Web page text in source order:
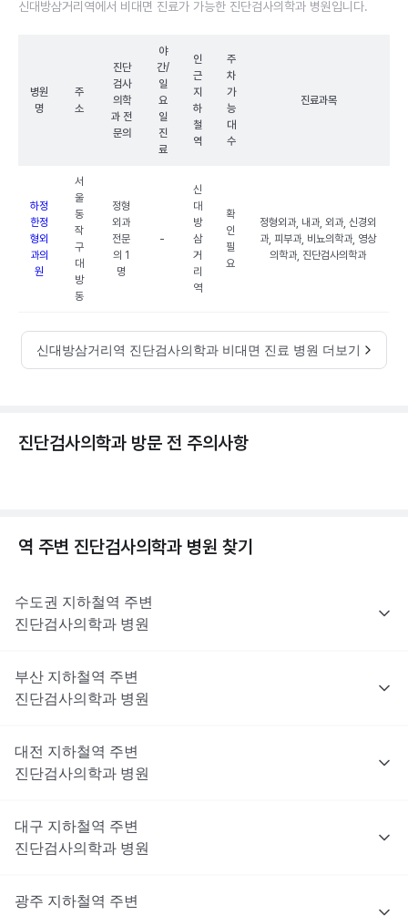
신대방삼거리역에서 비대면 진료가 가능한 진단검사의학과 병원입니다.
병원
명
주
소
진단
검사
의학
과 전
문의
야
간/
일
요
일
진
료
인
근
지
하
철
역
주
차
가
능
대
수
진료과목
하정
한정
형외
과의
원
서
울
동
작
구
대
방
동
정형
외과
전문
의 1
명
-
신
대
방
삼
거
리
역
확
인
필
요
정형외과, 내과, 외과, 신경외
과, 피부과, 비뇨의학과, 영상
의학과, 진단검사의학과
신대방삼거리역 진단검사의학과 비대면 진료 병원 더보기
진단검사의학과 방문 전 주의사항
역 주변 진단검사의학과 병원 찾기
수도권 지하철역 주변
진단검사의학과 병원
부산 지하철역 주변
진단검사의학과 병원
대전 지하철역 주변
진단검사의학과 병원
대구 지하철역 주변
진단검사의학과 병원
광주 지하철역 주변